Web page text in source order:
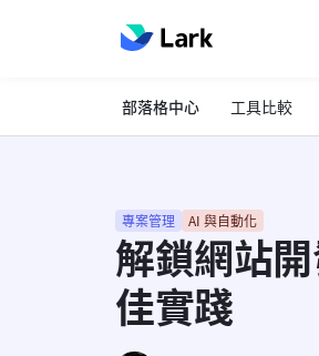
部落格中心 工具比較
專案管理 AI 與自動化
解鎖網站
佳實踐